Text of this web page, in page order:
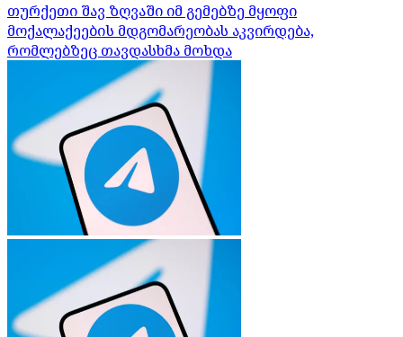
თურქეთი შავ ზღვაში იმ გემებზე მყოფი
მოქალაქეების მდგომარეობას აკვირდება,
რომლებზეც თავდასხმა მოხდა